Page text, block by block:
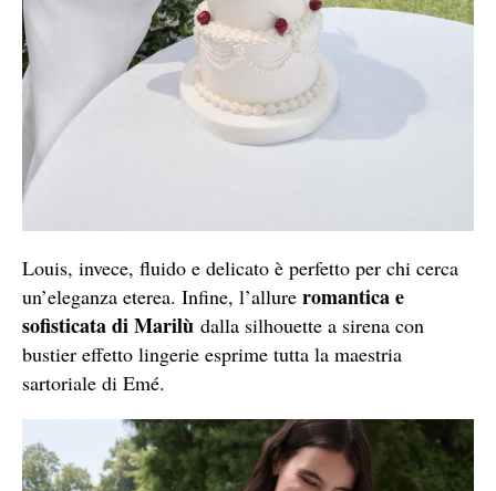
Louis, invece, fluido e delicato è perfetto per chi cerca
un’eleganza eterea. Infine, l’allure romantica e
sofisticata di Marilù dalla silhouette a sirena con
bustier effetto lingerie esprime tutta la maestria
sartoriale di Emé.